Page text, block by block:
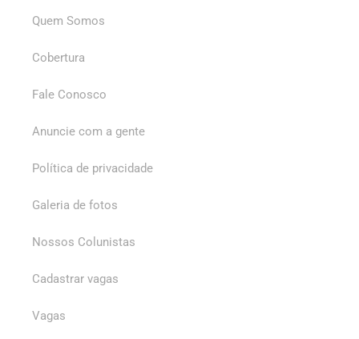
Quem Somos
Cobertura
Fale Conosco
Anuncie com a gente
Política de privacidade
Galeria de fotos
Nossos Colunistas
Cadastrar vagas
Vagas